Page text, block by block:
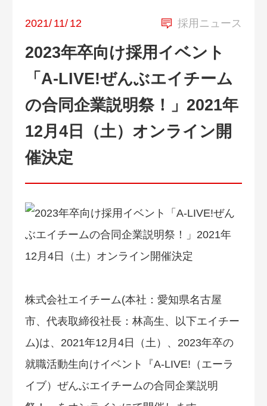
採用ニュース
2021/ 11/ 12
2023年卒向け採用イベント
「A-LIVE!ぜんぶエイチーム
の合同企業説明祭！」2021年
12月4日（土）オンライン開
催決定
株式会社エイチーム(本社：愛知県名古屋
市、代表取締役社長：林高生、以下エイチー
ム)は、2021年12月4日（土）、2023年卒の
就職活動生向けイベント『A-LIVE!（エーラ
イブ）ぜんぶエイチームの合同企業説明